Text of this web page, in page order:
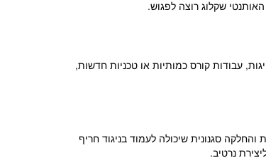
שקלוג רוצה לפגוש.
עבודות קורס כמותיות או טכניות חדשות,
סגנונית שיכולה לעמוד בניגוד חריף
נרטיב.